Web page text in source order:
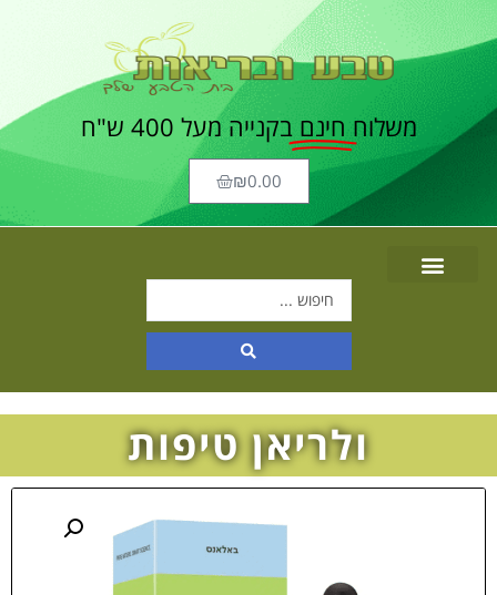
משלוח חינם בקנייה מעל 400 ש"ח
₪0.00
ולריאן טיפות